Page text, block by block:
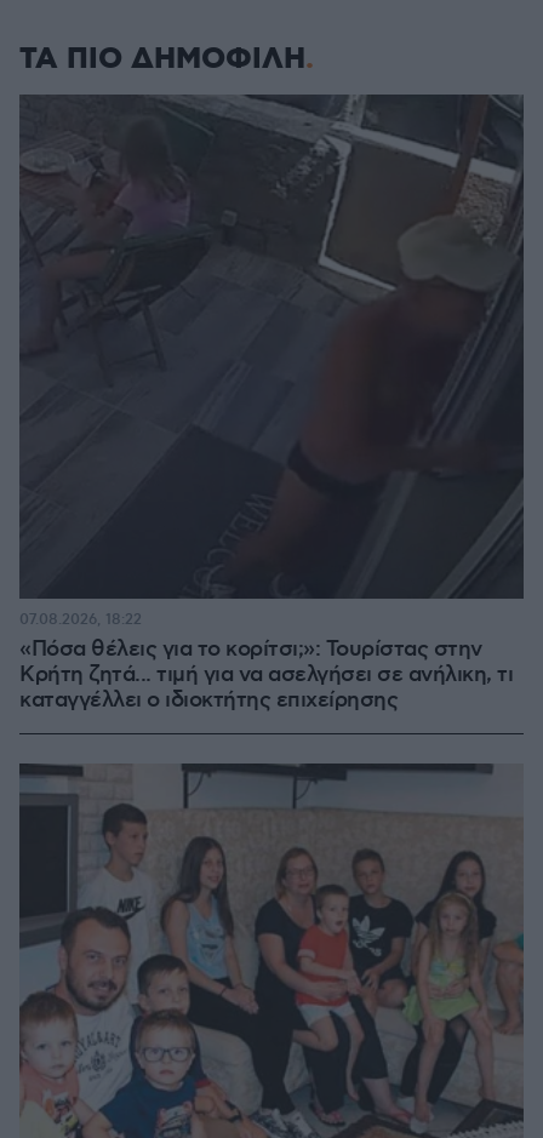
ΤΑ ΠΙΟ ΔΗΜΟΦΙΛΗ
«Πόσα θέλεις για το κορίτσι;»: Τουρίστας στην
Κρήτη ζητά... τιμή για να ασελγήσει σε ανήλικη, τι
καταγγέλλει ο ιδιοκτήτης επιχείρησης
07.08.2026, 18:22